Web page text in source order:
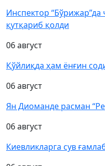
Инспектор
қутқариб қолди
06 август
Қўйлиқда ҳам ёнғин
06 август
Ян Диоманде расман
06 август
Киевликларга сув